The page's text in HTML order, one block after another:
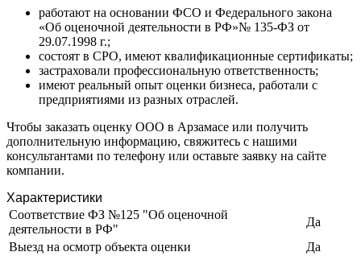
работают на основании ФСО и Федерального закона
«Об оценочной деятельности в РФ»№ 135-ФЗ от
29.07.1998 г.;
состоят в СРО, имеют квалификационные сертификаты;
застраховали профессиональную ответственность;
имеют реальный опыт оценки бизнеса, работали с
предприятиями из разных отраслей.
Чтобы заказать оценку ООО в Арзамасе или получить
дополнительную информацию, свяжитесь с нашими
консультантами по телефону или оставьте заявку на сайте
компании.
Характеристики
Соответствие ФЗ №125 "Об оценочной
деятельности в РФ"
Да
Выезд на осмотр объекта оценки
Да
Зеленодольск
Златоуст
Иваново
Ивантеевка
Ипатово
Ирбит
Иркутск
Искитим
Истра
Ишим
Ишимбай